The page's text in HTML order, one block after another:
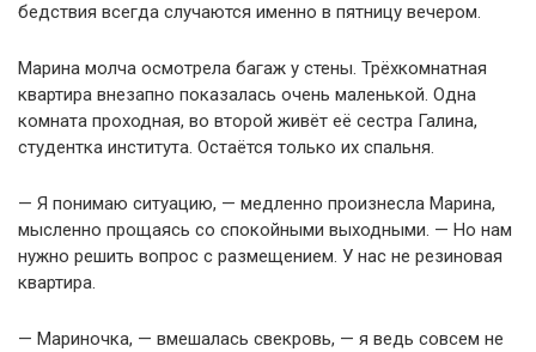
бедствия всегда случаются именно в пятницу вечером.
Марина молча осмотрела багаж у стены. Трёхкомнатная
квартира внезапно показалась очень маленькой. Одна
комната проходная, во второй живёт её сестра Галина,
студентка института. Остаётся только их спальня.
— Я понимаю ситуацию, — медленно произнесла Марина,
мысленно прощаясь со спокойными выходными. — Но нам
нужно решить вопрос с размещением. У нас не резиновая
квартира.
— Мариночка, — вмешалась свекровь, — я ведь совсем не